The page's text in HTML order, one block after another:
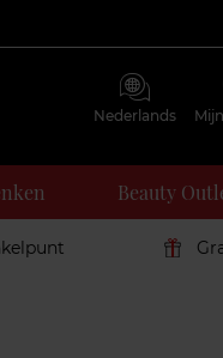
Nederlands
Beauty